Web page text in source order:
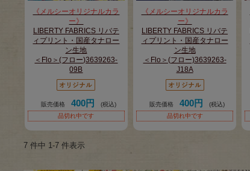
《メルシーオリジナルカラ
ー》
LIBERTY FABRICS リバテ
ィプリント・国産タナロー
ン生地
＜Flo＞(フロー)3639263-
09B
販売価格 400円
(税込)
品切れ中です
《メルシーオリジナルカラ
ー》
LIBERTY FABRICS リバテ
ィプリント・国産タナロー
ン生地
＜Flo＞(フロー)3639263-
J18A
販売価格 400円
(税込)
品切れ中です
7 件中 1-7 件表示